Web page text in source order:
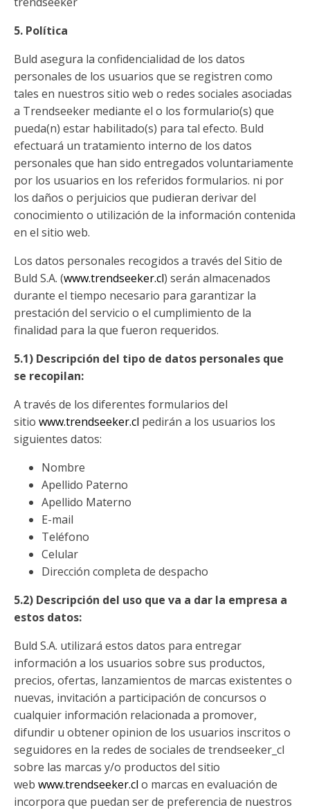
5. Política
Buld asegura la confidencialidad de los datos
personales de los usuarios que se registren como
tales en nuestros sitio web o redes sociales asociadas
a Trendseeker mediante el o los formulario(s) que
pueda(n) estar habilitado(s) para tal efecto. Buld
efectuará un tratamiento interno de los datos
personales que han sido entregados voluntariamente
por los usuarios en los referidos formularios. ni por
los daños o perjuicios que pudieran derivar del
conocimiento o utilización de la información contenida
en el sitio web.
Los datos personales recogidos a través del Sitio de
Buld S.A. (www.trendseeker.cl) serán almacenados
durante el tiempo necesario para garantizar la
prestación del servicio o el cumplimiento de la
finalidad para la que fueron requeridos.
5.1) Descripción del tipo de datos personales que
se recopilan:
A través de los diferentes formularios del
sitio www.trendseeker.cl pedirán a los usuarios los
siguientes datos:
Nombre
Apellido Paterno
Apellido Materno
E-mail
Teléfono
Celular
Dirección completa de despacho
5.2) Descripción del uso que va a dar la empresa a
estos datos:
Buld S.A. utilizará estos datos para entregar
información a los usuarios sobre sus productos,
precios, ofertas, lanzamientos de marcas existentes o
nuevas, invitación a participación de concursos o
cualquier información relacionada a promover,
difundir u obtener opinion de los usuarios inscritos o
seguidores en la redes de sociales de trendseeker_cl
sobre las marcas y/o productos del sitio
web www.trendseeker.cl o marcas en evaluación de
incorpora que puedan ser de preferencia de nuestros